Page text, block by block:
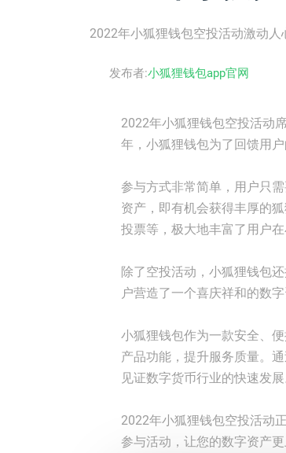
2022年小狐狸钱包空投活动激动
发布者:小狐狸钱包app官网
2022年小狐狸钱包空投活动
年，小狐狸钱包为了回馈用
参与方式非常简单，用户只
资产，即有机会获得丰厚的
投票等，极大地丰富了用户
除了空投活动，小狐狸钱包
户营造了一个喜庆祥和的数字
小狐狸钱包作为一款安全、
产品功能，提升服务质量。
见证数字货币行业的快速发展
2022年小狐狸钱包空投活动
参与活动，让您的数字资产更